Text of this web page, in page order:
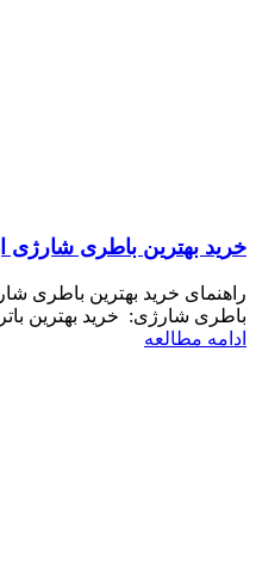
خرید بهترین باطری شارژی
راهنمای خرید بهترین باطری
باطری شارژی: خرید بهترین
ادامه مطالعه